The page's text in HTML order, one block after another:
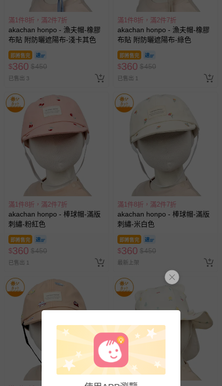
滿1件8折，滿2件7折
akachan honpo - 漁夫帽-橡膠
布貼 附防曬遮陽布-淺卡其色
即將售完
$360 $450
已售出 3
滿1件8折，滿2件7折
akachan honpo - 漁夫帽-橡膠
布貼 附防曬遮陽布-綠色
即將售完
$360 $450
已售出 1
滿1件8折，滿2件7折
akachan honpo - 棒球帽-滿版
刺繡-粉紅色
即將售完
$360 $450
已售出 1
滿1件8折，滿2件7折
akachan honpo - 棒球帽-滿版
刺繡-米白色
即將售完
$360 $450
最新上架